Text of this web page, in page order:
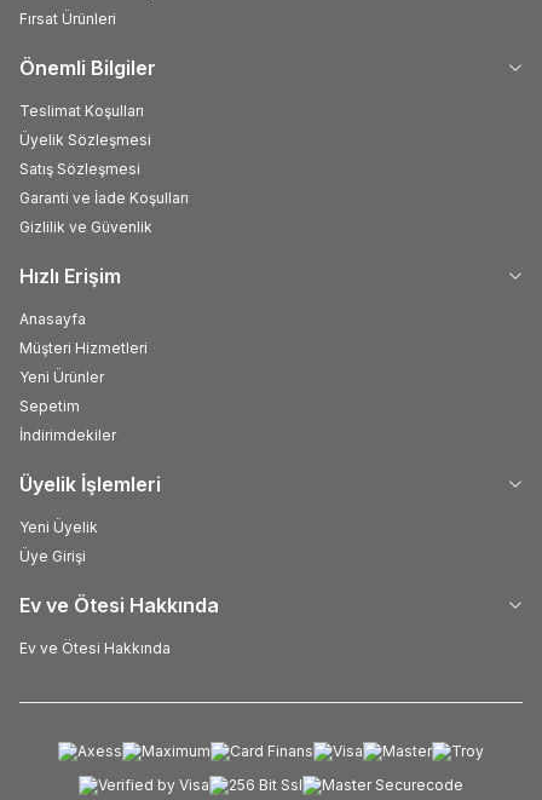
Fırsat Ürünleri
Önemli Bilgiler
Teslimat Koşulları
Üyelik Sözleşmesi
Satış Sözleşmesi
Garanti ve İade Koşulları
Gizlilik ve Güvenlik
Hızlı Erişim
Anasayfa
Müşteri Hizmetleri
Yeni Ürünler
Sepetim
İndirimdekiler
Üyelik İşlemleri
Yeni Üyelik
Üye Girişi
Ev ve Ötesi Hakkında
Ev ve Ötesi Hakkında